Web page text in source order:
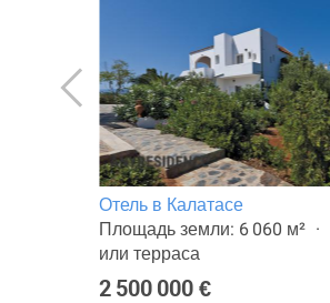
Отель в Калатасе
Площадь земли: 6 060 м²
или терраса
2 500 000 €